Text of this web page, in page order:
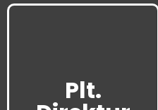
Plt.